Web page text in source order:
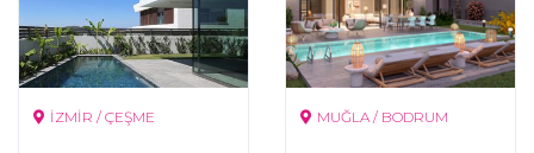
İZMİR / ÇEŞME MUĞLA / BODRUM